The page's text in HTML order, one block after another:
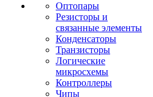
Оптопары
Резисторы и
связанные элементы
Конденсаторы
Транзисторы
Логические
микросхемы
Контроллеры
Чипы